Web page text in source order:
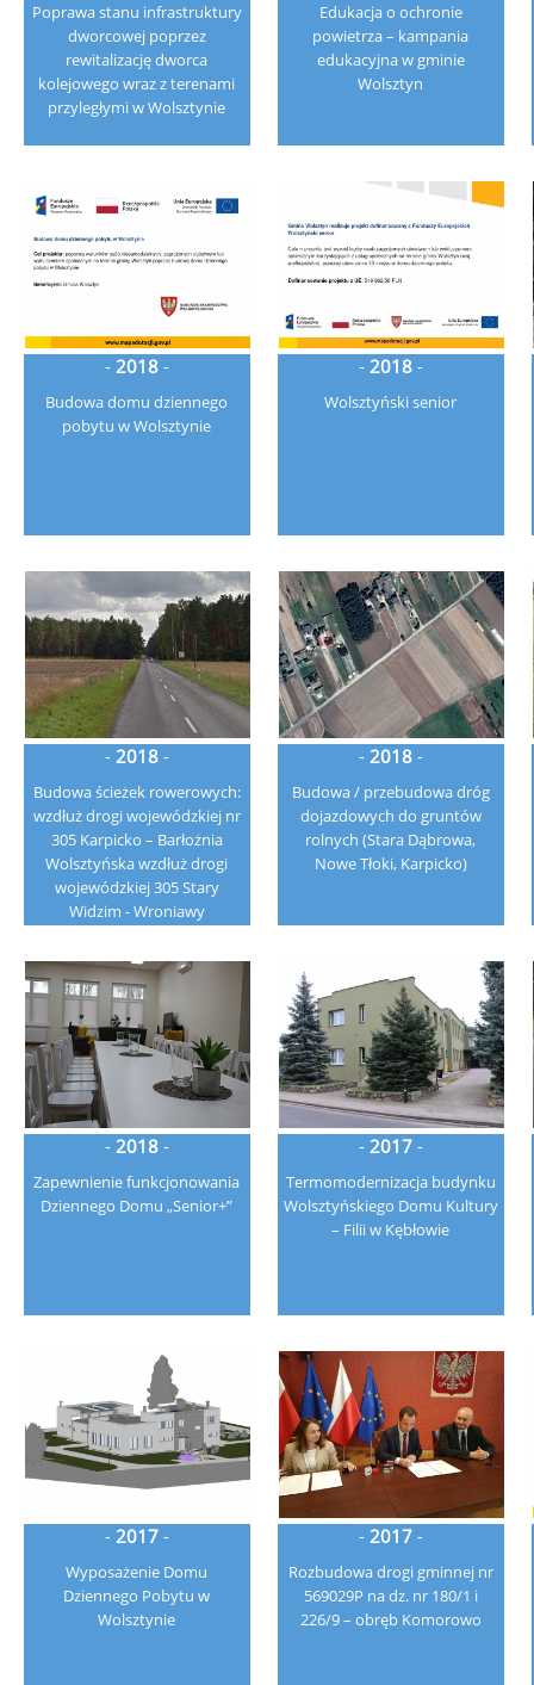
Poprawa stanu infrastruktury
dworcowej poprzez
rewitalizację dworca
kolejowego wraz z terenami
przyległymi w Wolsztynie
Edukacja o ochronie
powietrza – kampania
edukacyjna w gminie
Wolsztyn
- 2018 -
Budowa domu dziennego
pobytu w Wolsztynie
- 2018 -
Wolsztyński senior
- 2018 -
Budowa ścieżek rowerowych:
wzdłuż drogi wojewódzkiej nr
305 Karpicko – Barłożnia
Wolsztyńska wzdłuż drogi
wojewódzkiej 305 Stary
Widzim - Wroniawy
- 2018 -
Budowa / przebudowa dróg
dojazdowych do gruntów
rolnych (Stara Dąbrowa,
Nowe Tłoki, Karpicko)
- 2018 -
Zapewnienie funkcjonowania
Dziennego Domu „Senior+”
- 2017 -
Termomodernizacja budynku
Wolsztyńskiego Domu Kultury
– Filii w Kębłowie
- 2017 -
Wyposażenie Domu
Dziennego Pobytu w
Wolsztynie
- 2017 -
Rozbudowa drogi gminnej nr
569029P na dz. nr 180/1 i
226/9 – obręb Komorowo